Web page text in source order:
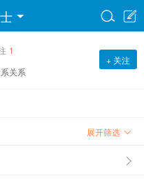


1
关系
+ 关注
展开筛选